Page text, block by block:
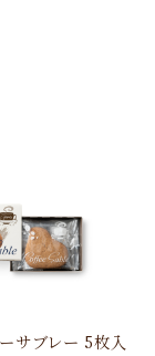
サブレー 5枚入